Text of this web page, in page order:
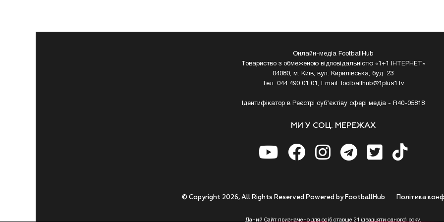
Онлайн-медіа FootballHub
Товариство з обмеженою відповідальністю «1+1 ІНТЕРНЕТ»
04080, м. Київ, вул. Кирилівська, буд. 23
Тел. 044 490 01 01, Email:footballhub@1plus1.tv
Ідентифікатор в Реєстрі суб’єктіву сфері медіа - R40-05818
МИ У СОЦ. МЕРЕЖАХ
Полiтика
© Copyright 2026, All Rights Reserved Powered by FootballHub
Даний Сайт призначено для осіб старше 21 (двадцяти одного) року.